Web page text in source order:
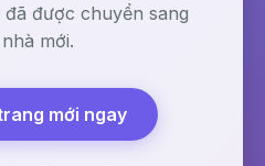
được chuyển sang
mới.
mới ngay